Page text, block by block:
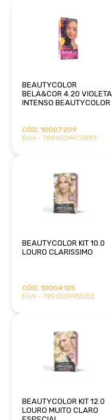
BEAUTYCOLOR
BELA&COR 4.20 VIOLETA
INTENSO BEAUTYCOLOR
CÓD. 10007209
EAN - 7896509973883
BEAUTYCOLOR KIT 10.0
LOURO CLARISSIMO
CÓD. 10004125
EAN - 7896509955353
BEAUTYCOLOR KIT 12.0
LOURO MUITO CLARO